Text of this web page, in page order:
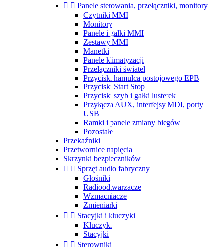
  Panele sterowania, przełączniki, monitory
Czytniki MMI
Monitory
Panele i gałki MMI
Zestawy MMI
Manetki
Panele klimatyzacji
Przełączniki świateł
Przyciski hamulca postojowego EPB
Przyciski Start Stop
Przyciski szyb i gałki lusterek
Przyłącza AUX, interfejsy MDI, porty
USB
Ramki i panele zmiany biegów
Pozostałe
Przekaźniki
Przetwornice napięcia
Skrzynki bezpieczników
  Sprzęt audio fabryczny
Głośniki
Radioodtwarzacze
Wzmacniacze
Zmieniarki
  Stacyjki i kluczyki
Kluczyki
Stacyjki
  Sterowniki